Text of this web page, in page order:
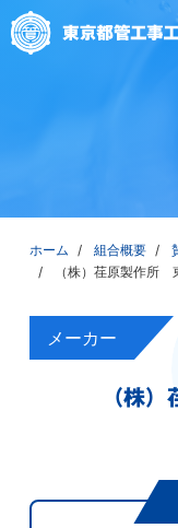
ホーム 組合概要
（株）荏原製作所
メーカー
（株